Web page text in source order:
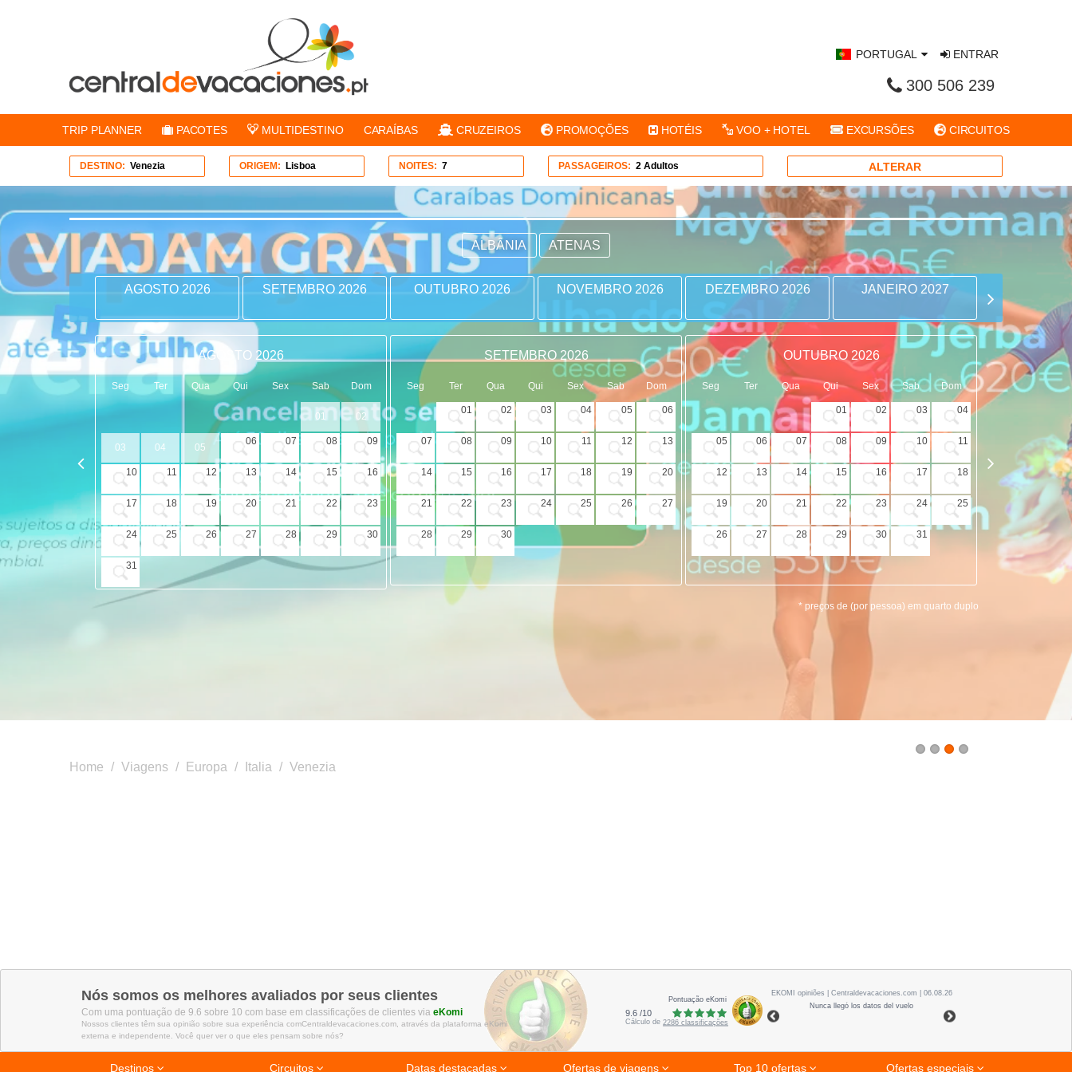
PORTUGAL
300 506 239
ENTRAR
TRIP PLANNER PACOTES MULTIDESTINO CARAÍBAS CRUZEIROS PROMOÇÕES HOTÉIS VOO + HOTEL EXCURSÕES CIRCUITOS
1 2 3 4
DESTINO: Venezia ORIGEM: Lisboa NOITES: 7 PASSAGEIROS: 2 Adultos ALTERAR
ALBÂNIA ATENAS
AGOSTO 2026 SETEMBRO 2026 OUTUBRO 2026 NOVEMBRO 2026 DEZEMBRO 2026 JANEIRO 2027
AGOSTO 2026
Seg Ter Qua Qui Sex Sab Dom
01 02
03 04 05
06 07 08 09
10 11 12 13 14 15 16
17 18 19 20 21 22 23
24 25 26 27 28 29 30
31
SETEMBRO 2026
Seg Ter Qua Qui Sex Sab Dom
01 02 03 04 05 06
07 08 09 10 11 12 13
14 15 16 17 18 19 20
21 22 23 24 25 26 27
28 29 30
OUTUBRO 2026
Seg Ter Qua Qui Sex Sab Dom
01 02 03 04
05 06 07 08 09 10 11
12 13 14 15 16 17 18
19 20 21 22 23 24 25
26 27 28 29 30 31
Seg Ter
03
09 10
16 17
23
* preços de (por pessoa) em quarto duplo
Home / Viagens / Europa / Italia / Venezia
Nós somos os melhores avaliados por seus clientes
Com uma pontuação de 9.6 sobre 10 com base em classificações de clientes via eKomi
Nossos clientes têm sua opinião sobre sua experiência comCentraldevacaciones.com, através da plataforma eKomi
externa e independente. Você quer ver o que eles pensam sobre nós?
Pontuação eKomi
9.6/10
Cálculo de2286classificações
EKOMI opiniões
| Centraldevacaciones.com | 06.08.26
Nunca llegó los datos del vuelo
Destinos Circuitos Datas destacadas Ofertas de viagens Top 10 ofertas Ofertas especiais